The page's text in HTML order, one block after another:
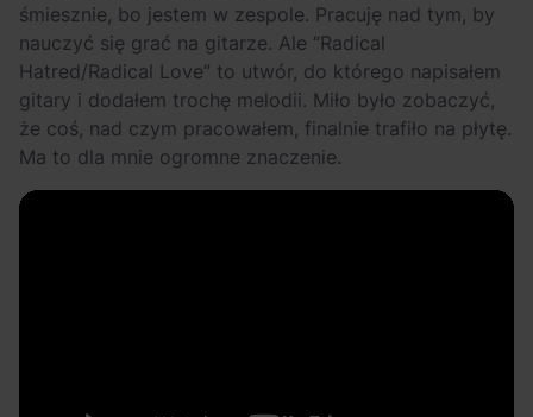
śmiesznie, bo jestem w zespole. Pracuję nad tym, by
nauczyć się grać na gitarze. Ale “Radical
Hatred/Radical Love” to utwór, do którego napisałem
gitary i dodałem trochę melodii. Miło było zobaczyć,
że coś, nad czym pracowałem, finalnie trafiło na płytę.
Ma to dla mnie ogromne znaczenie.